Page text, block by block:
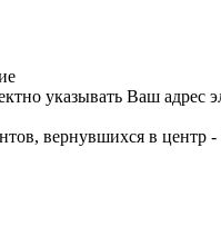
указывать Ваш адрес
вернувшихся в центр -